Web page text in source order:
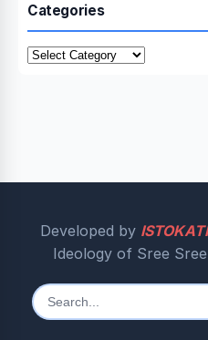
Categories
Categories
Developed by
Ideology of Sree
Search